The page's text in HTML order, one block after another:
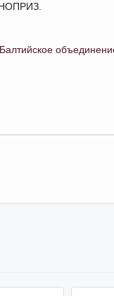
НОПРИЗ.